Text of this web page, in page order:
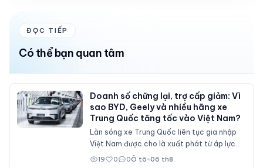
ĐỌC TIẾP
Có thể bạn quan tâm
Doanh số chững lại, trợ cấp giảm: Vì
sao BYD, Geely và nhiều hãng xe
Trung Quốc tăng tốc vào Việt Nam?
Làn sóng xe Trung Quốc liên tục gia nhập
Việt Nam được cho là xuất phát từ áp lực
doanh số tại thị trường nội địa, nơi sức mua
19 0 0Ô tô•06 th8